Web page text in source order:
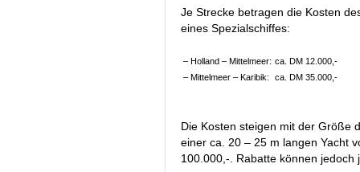
Je Strecke betragen die Kosten
eines Spezialschiffes:
– Holland – Mittelmeer: ca. DM 12.000,-
– Mittelmeer – Karibik:
ca. DM 35.000,-
Die Kosten steigen mit der Größe
einer ca. 20 – 25 m langen Yacht
100.000,-. Rabatte können